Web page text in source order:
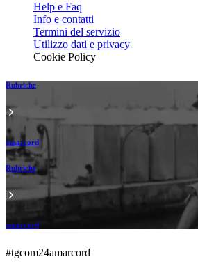
Help e Faq
Info e contatti
Termini del servizio
Utilizzo dati e privacy
Cookie Policy
Rubriche
amarcord
Rubriche
amarcord
#tgcom24amarcord